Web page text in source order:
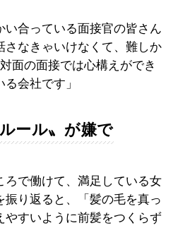
い合っている面接官の皆さん
さなきゃいけなくて、難しか
面の面接では心構えができ
会社です」
ール〟が嫌で
ろで働けて、満足している女
振り返ると、「髪の毛を真っ
やすいように前髪をつくらず